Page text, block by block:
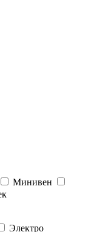
Минивен
Электро